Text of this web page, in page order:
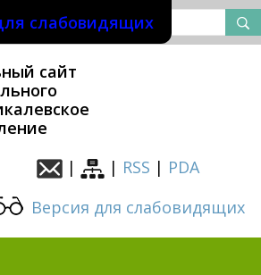
слабовидящих
сайт
|
| RSS | PDA
Версия для слабовидящих